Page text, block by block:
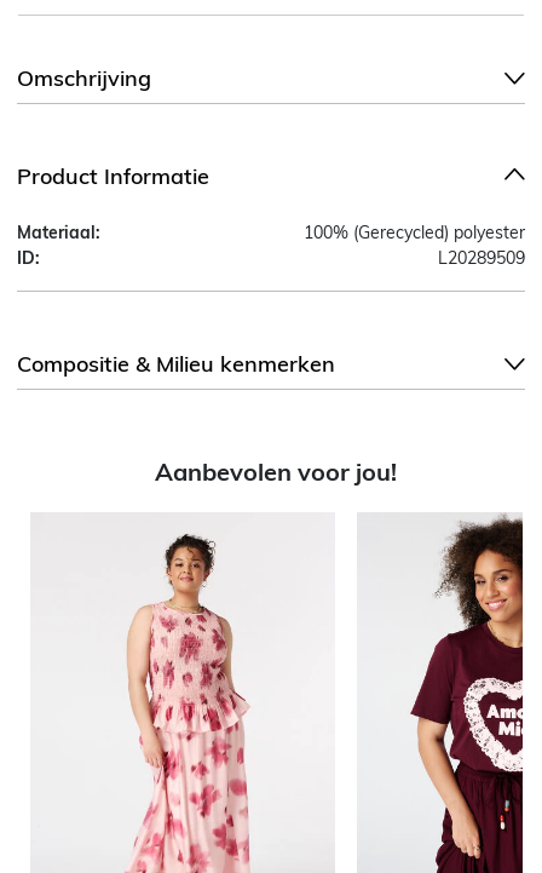
Omschrijving
Product Informatie
Materiaal:
100% (Gerecycled) polyester
ID:
L20289509
Compositie & Milieu kenmerken
Aanbevolen voor jou!